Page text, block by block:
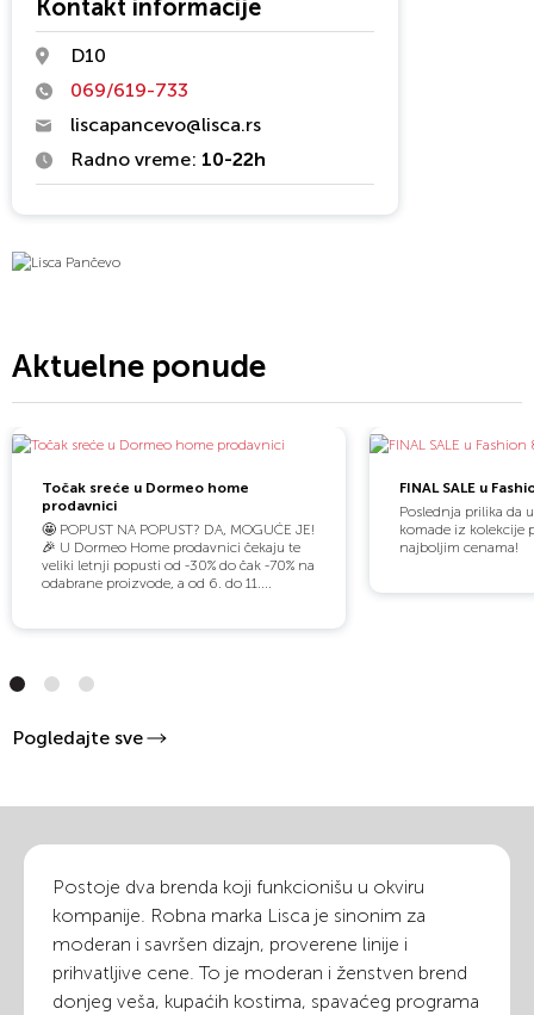
odabranim modelima Lisca zadovljava potrebe i želje svojih
lojalnih kupaca.
Kontakt informacije
D10
069/619-733
liscapancevo@lisca.rs
Radno vreme: 10-22h
Aktuelne ponude
Točak sreće u Dormeo home
prodavnici
🤩 POPUST NA POPUST? DA, MOGUĆE JE!
🎉 U Dormeo Home prodavnici čekaju te
veliki letnji popusti od -30% do čak -70% na
odabrane proizvode, a od 6. do 11....
FINAL SALE u
Poslednja prilika da
komade iz kolekcije
najboljim cenama!
Pogledajte sve
Postoje dva brenda koji funkcionišu u okviru
kompanije. Robna marka Lisca je sinonim za
moderan i savršen dizajn, proverene linije i
prihvatljive cene. To je moderan i ženstven brend
donjeg veša, kupaćih kostima, spavaćeg programa